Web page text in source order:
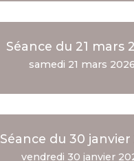
Séance du 21 mars
samedi 21 mars 2026
Séance du 30 janvier
vendredi 30 janvier